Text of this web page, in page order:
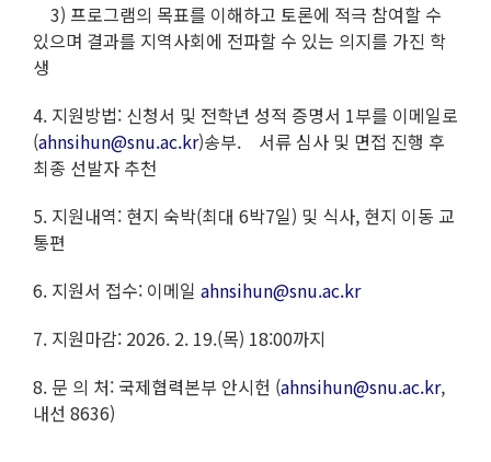
3) 프로그램의 목표를 이해하고 토론에 적극 참여할 수
있으며 결과를 지역사회에 전파할 수 있는 의지를 가진 학
생
4. 지원방법: 신청서 및 전학년 성적 증명서 1부를 이메일로
(ahnsihun@snu.ac.kr)송부. 서류 심사 및 면접 진행 후
최종 선발자 추천
5. 지원내역: 현지 숙박(최대 6박7일) 및 식사, 현지 이동 교
통편
6. 지원서 접수: 이메일 ahnsihun@snu.ac.kr
7. 지원마감: 2026. 2. 19.(목) 18:00까지
8. 문 의 처: 국제협력본부 안시헌 (ahnsihun@snu.ac.kr,
내선 8636)